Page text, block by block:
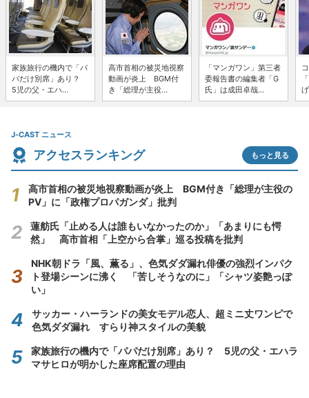
家族旅行の機内で「パ
パだけ別席」あり？
5児の父・エハ...
高市首相の被災地視察
動画が炎上 BGM付
き「総理が主役...
「マンガワン」第三者
委報告書の編集者「G
氏」は成田卓哉...
J-CAST ニュース
アクセスランキング もっと見る
高市首相の被災地視察動画が炎上 BGM付き「総理が主役の
PV」に「政権プロパガンダ」批判
蓮舫氏「止める人は誰もいなかったのか」「あまりにも愕
然」 高市首相「上空から合掌」巡る投稿を批判
NHK朝ドラ「風、薫る」、色気ダダ漏れ俳優の強烈インパク
ト登場シーンに沸く 「苦しそうなのに」「シャツ姿艶っぽ
い」
サッカー・ハーランドの美女モデル恋人、超ミニ丈ワンピで
色気ダダ漏れ すらり神スタイルの美貌
家族旅行の機内で「パパだけ別席」あり？ 5児の父・エハラ
マサヒロが明かした座席配置の理由